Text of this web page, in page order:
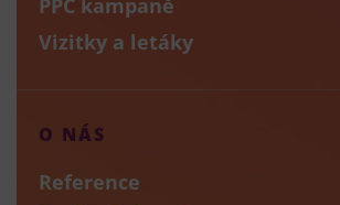
PPC kampaně
Vizitky a letáky
O NÁS
Reference